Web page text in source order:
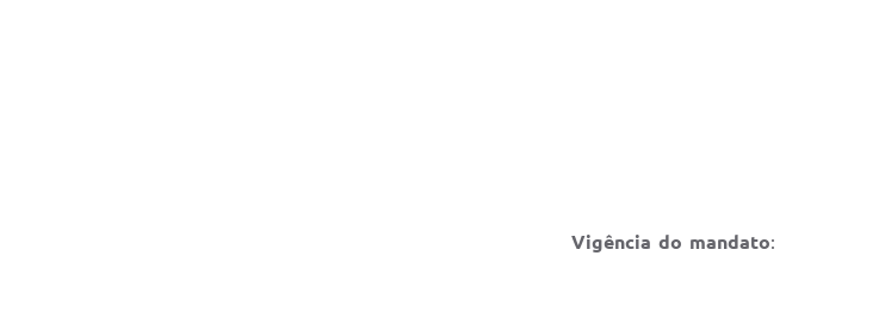
Oliveira Aguiar Vigência do mandato: